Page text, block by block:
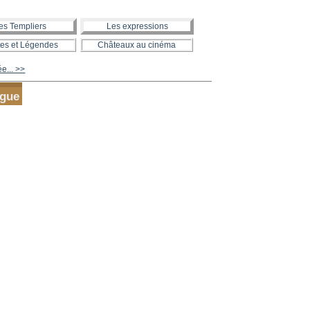
Templiers
Les expressions
et Légendes
Châteaux au cinéma
>>